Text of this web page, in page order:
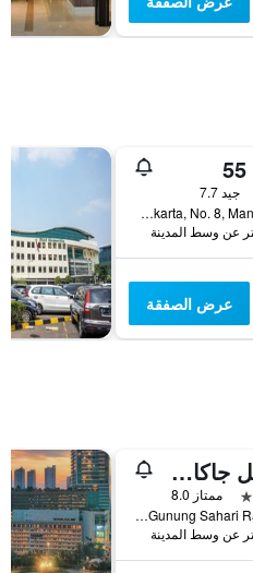
جيد 7.7
Jl. Pangeran Jayakarta, No. 8, Mangga Dua, جاكرتا, إندونيسيا
عرض الصفقة
نوفوتيل جاكارتا مانغا دوا سكوير
ممتاز 8.0
Jalan Gunung Sahari Raya No 1, جاكرتا, إندونيسيا